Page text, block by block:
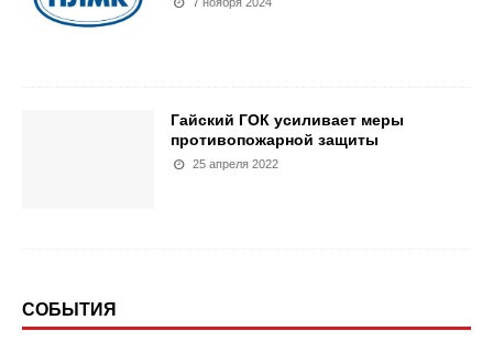
Гайский ГОК усиливает меры
противопожарной защиты
25 апреля 2022
СОБЫТИЯ